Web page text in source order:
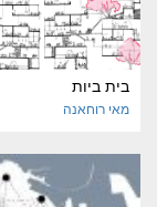
בית ביות
מאי רוחאנה